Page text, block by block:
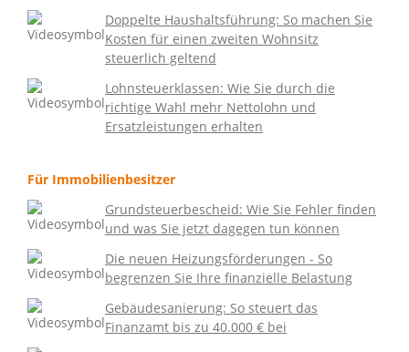
Doppelte Haushaltsführung: So machen Sie
Kosten für einen zweiten Wohnsitz
steuerlich geltend
Lohnsteuerklassen: Wie Sie durch die
richtige Wahl mehr Nettolohn und
Ersatzleistungen erhalten
Für Immobilienbesitzer
Grundsteuerbescheid: Wie Sie Fehler finden
und was Sie jetzt dagegen tun können
Die neuen Heizungsförderungen - So
begrenzen Sie Ihre finanzielle Belastung
Gebäudesanierung: So steuert das
Finanzamt bis zu 40.000 € bei